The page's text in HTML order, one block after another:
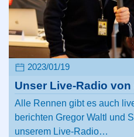
2023/01/19
Unser Live-Radio von
Alle Rennen gibt es auch
berichten Gregor Waltl und
unserem Live-Radio…